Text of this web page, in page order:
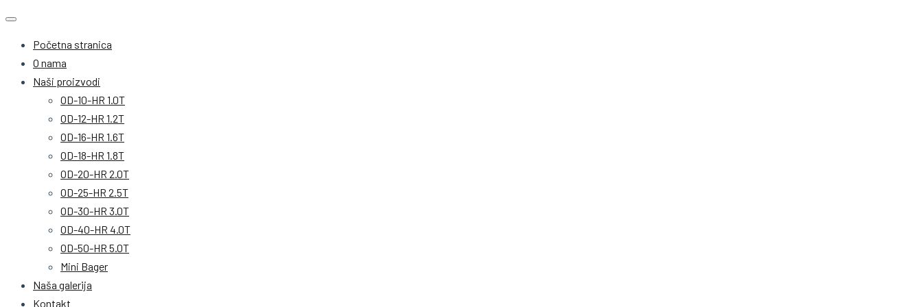
Početna stranica
O nama
Naši proizvodi
OD-10-HR 1.0T
OD-12-HR 1.2T
OD-16-HR 1.6T
OD-18-HR 1.8T
OD-20-HR 2.0T
OD-25-HR 2.5T
OD-30-HR 3.0T
OD-40-HR 4.0T
OD-50-HR 5.0T
Mini Bager
Naša galerija
Kontakt